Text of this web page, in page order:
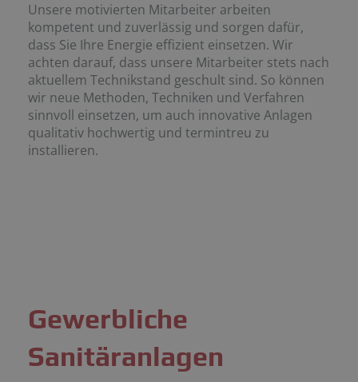
Unsere motivierten Mitarbeiter arbeiten
kompetent und zuverlässig und sorgen dafür,
dass Sie Ihre Energie effizient einsetzen. Wir
achten darauf, dass unsere Mitarbeiter stets nach
aktuellem Technikstand geschult sind. So können
wir neue Methoden, Techniken und Verfahren
sinnvoll einsetzen, um auch innovative Anlagen
qualitativ hochwertig und termintreu zu
installieren.
Gewerbliche
Sanitäranlagen